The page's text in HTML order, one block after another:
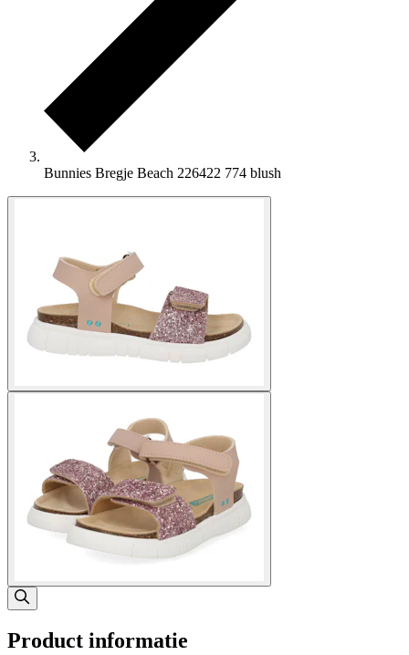
Bunnies Bregje Beach 226422 774 blush
Product informatie